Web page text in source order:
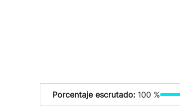
Porcentaje escrutado: 100 %